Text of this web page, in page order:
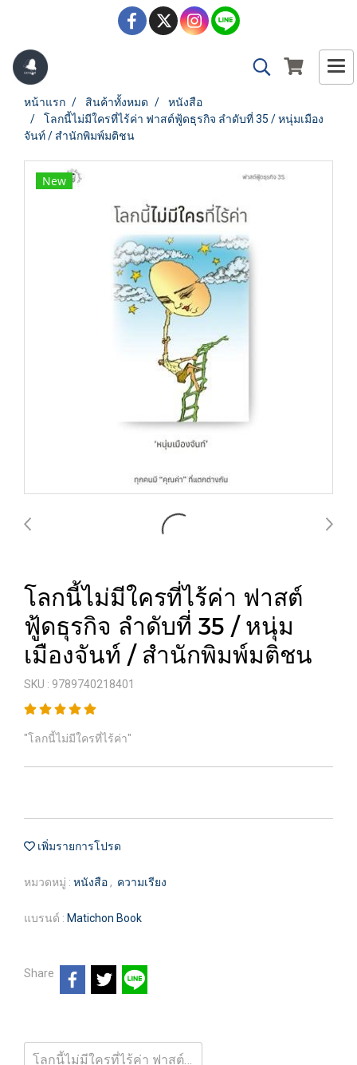
หน้าแรก สินค้าทั้งหมด
หนังสือ
โลกนี้ไม่มีใครที่ไร้ค่า ฟาสต์ฟู้ดธุรกิจ ลำดับที่ 35 / หนุ่มเมือง
จันท์ / สำนักพิมพ์มติชน
New
โลกนี้ไม่มีใครที่ไร้ค่า ฟาสต์
ฟู้ดธุรกิจ ลำดับที่ 35 / หนุ่ม
เมืองจันท์ / สำนักพิมพ์มติชน
SKU : 9789740218401
"โลกนี้ไม่มีใครที่ไร้ค่า"
เพิ่มรายการโปรด
หมวดหมู่ : หนังสือ , ความเรียง
แบรนด์ : Matichon Book
Share